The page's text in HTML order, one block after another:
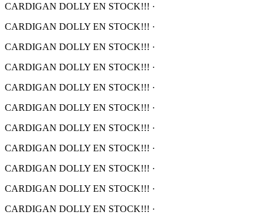
CARDIGAN DOLLY EN STOCK!!! ·
CARDIGAN DOLLY EN STOCK!!! ·
CARDIGAN DOLLY EN STOCK!!! ·
CARDIGAN DOLLY EN STOCK!!! ·
CARDIGAN DOLLY EN STOCK!!! ·
CARDIGAN DOLLY EN STOCK!!! ·
CARDIGAN DOLLY EN STOCK!!! ·
CARDIGAN DOLLY EN STOCK!!! ·
CARDIGAN DOLLY EN STOCK!!! ·
CARDIGAN DOLLY EN STOCK!!! ·
CARDIGAN DOLLY EN STOCK!!! ·